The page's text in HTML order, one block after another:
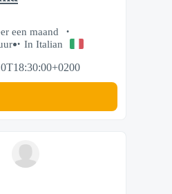
een maand
In Italian